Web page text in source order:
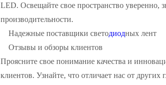
LED. Освещайте свое пространство уверенно,
производительности.
Надежные поставщики светодиодных лент
Отзывы и обзоры клиентов
Проясните свое понимание качества и
клиентов. Узнайте, что отличает нас от